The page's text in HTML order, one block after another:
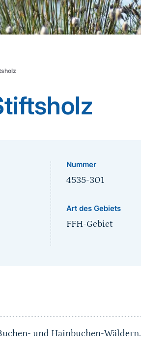
Nummer
4535-301
Art des Gebiets
FFH-Gebiet
und Hainbuchen-Wäldern.